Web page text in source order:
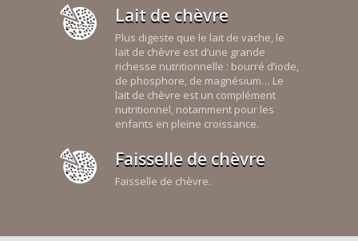
Lait de chèvre
Plus digeste que le lait de vache, le
lait de chèvre est d’une grande
richesse nutritionnelle : bourré d’iode,
de phosphore, de magnésium… Le
lait de chèvre est un complément
nutritionnel, notamment pour les
enfants en pleine croissance.
Faisselle de chèvre
Faisselle de chèvre.